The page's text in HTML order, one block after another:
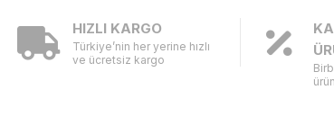
HIZLI KARGO
Türkiye’nin her yerine hızlı
ve ücretsiz kargo